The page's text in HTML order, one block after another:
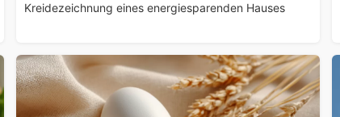
Kreidezeichnung eines energiesparenden Hauses